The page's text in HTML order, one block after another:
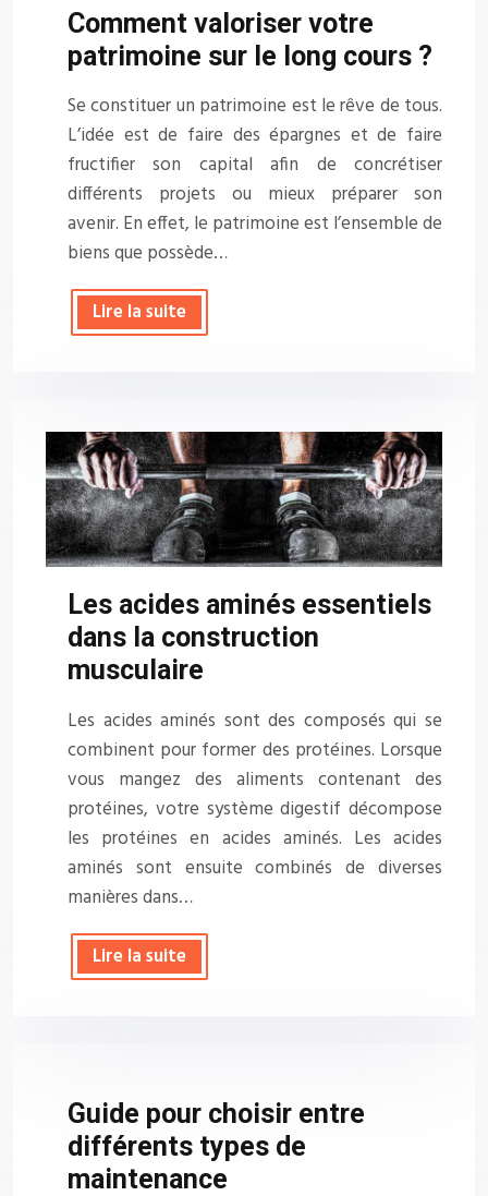
Comment valoriser votre
patrimoine sur le long cours ?
Se constituer un patrimoine est le rêve de tous.
L’idée est de faire des épargnes et de faire
fructifier son capital afin de concrétiser
différents projets ou mieux préparer son
avenir. En effet, le patrimoine est l’ensemble de
biens que possède…
Lire la suite
Les acides aminés essentiels
dans la construction
musculaire
Les acides aminés sont des composés qui se
combinent pour former des protéines. Lorsque
vous mangez des aliments contenant des
protéines, votre système digestif décompose
les protéines en acides aminés. Les acides
aminés sont ensuite combinés de diverses
manières dans…
Lire la suite
Guide pour choisir entre
différents types de
maintenance